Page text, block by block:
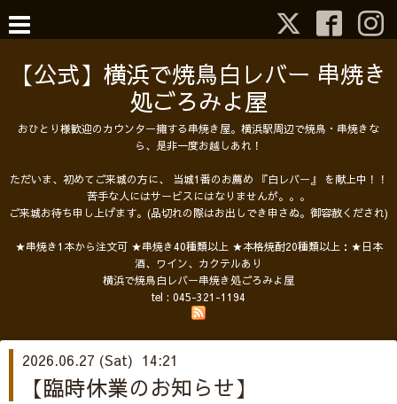
【公式】横浜で焼鳥白レバー 串焼き
処ごろみよ屋
おひとり様歓迎のカウンター擁する串焼き屋。横浜駅周辺で焼鳥・串焼きな
ら、是非一度お越しあれ！
ただいま、初めてご来城の方に、 当城1番のお薦め 『白レバー』 を献上中！！
苦手な人にはサービスにはなりませんが。。。
ご来城お待ち申し上げます。(品切れの際はお出しでき申さぬ。御容赦くだされ)
★串焼き1本から注文可 ★串焼き40種類以上 ★本格焼酎20種類以上：★日本
酒、ワイン、カクテルあり
横浜で焼鳥白レバー串焼き処ごろみよ屋
tel : 045-321-1194
2026.06.27 (Sat) 14:21
【臨時休業のお知らせ】